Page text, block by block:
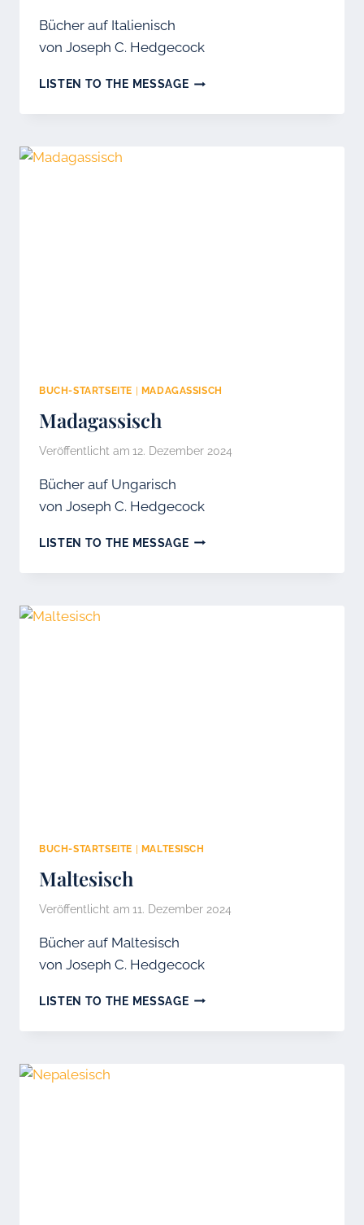
Bücher auf Italienisch
von Joseph C. Hedgecock
LISTEN TO THE MESSAGEITALIENISCH
BUCH-STARTSEITE MADAGASSISCH
Madagassisch
Veröffentlicht am 12. Dezember 2024
Bücher auf Ungarisch
von Joseph C. Hedgecock
LISTEN TO THE MESSAGEMADAGASSISCH
BUCH-STARTSEITE MALTESISCH
Maltesisch
Veröffentlicht am 11. Dezember 2024
Bücher auf Maltesisch
von Joseph C. Hedgecock
LISTEN TO THE MESSAGEMALTESISCH